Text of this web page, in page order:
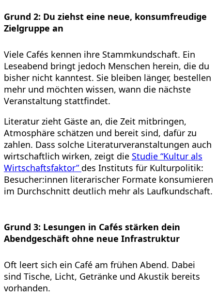
Grund 2: Du ziehst eine neue, konsumfreudige
Zielgruppe an
Viele Cafés kennen ihre Stammkundschaft. Ein
Leseabend bringt jedoch Menschen herein, die du
bisher nicht kanntest. Sie bleiben länger, bestellen
mehr und möchten wissen, wann die nächste
Veranstaltung stattfindet.
Literatur zieht Gäste an, die Zeit mitbringen,
Atmosphäre schätzen und bereit sind, dafür zu
zahlen. Dass solche Literaturveranstaltungen auch
wirtschaftlich wirken, zeigt die Studie “Kultur als
Wirtschaftsfaktor” des Instituts für Kulturpolitik:
Besucher:innen literarischer Formate konsumieren
im Durchschnitt deutlich mehr als Laufkundschaft.
Grund 3: Lesungen in Cafés stärken dein
Abendgeschäft ohne neue Infrastruktur
Oft leert sich ein Café am frühen Abend. Dabei
sind Tische, Licht, Getränke und Akustik bereits
vorhanden.